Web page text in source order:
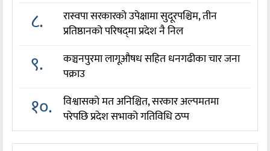
८.
रास्वपा सरकारको उपेक्षामा सुदूरपश्चिम, तीन
प्रतिष्ठानको परिषद्‌मा प्रदेश नै निल
९.
कञ्चनपुरमा लागूऔषध सहित धनगढीका चार जना
पक्राउ
१०.
विश्वासको मत अनिश्चित, सरकार अल्पमतमा
परेपछि प्रदेश सभाको गतिविधि ठप्प